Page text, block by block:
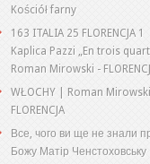
Kościół farny
163 ITALIA 25 FLORENCJA 1
Kaplica Pazzi „En trois
Roman Mirowski -
WŁOCHY | Roman Mirowski
FLORENCJA
Все, чого ви ще не знали
Божу Матір Ченстоховську |